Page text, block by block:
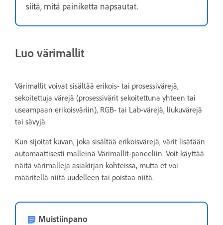
siitä, mitä painiketta napsautat.
Luo värimallit
Värimallit voivat sisältää erikois- tai prosessivärejä,
sekoitettuja värejä (prosessivärit sekoitettuna yhteen tai
useampaan erikoisväriin), RGB- tai Lab-värejä, liukuvärejä
tai sävyjä.
Kun sijoitat kuvan, joka sisältää erikoisvärejä, värit lisätään
automaattisesti malleinä Värimallit-paneeliin. Voit käyttää
näitä värimalleja asiakirjan kohteissa, mutta et voi
määritellä niitä uudelleen tai poistaa niitä.
Muistiinpano